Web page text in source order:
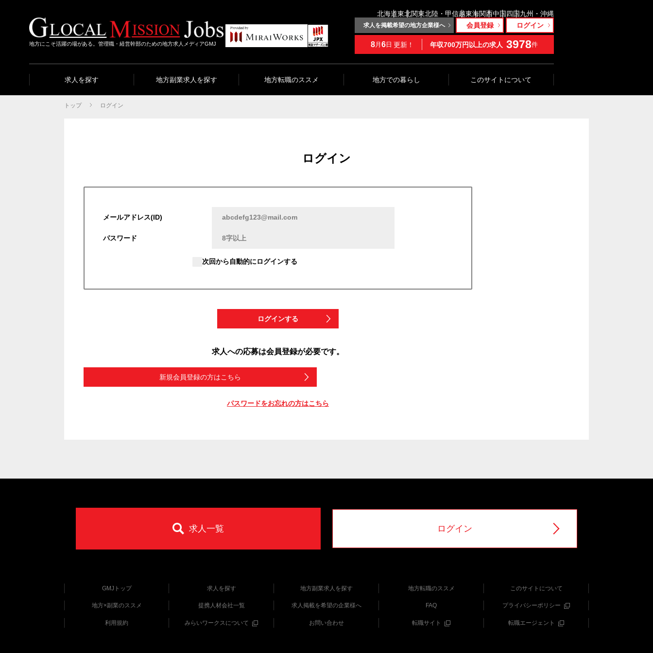
地方にこそ活躍の場がある。管理職・経営幹部のための地方求人メディアGMJ
北海道東北関東北陸・甲信越東海関西中国四国九州・沖縄
求人を掲載希望の地方企業様へ 会員登録 ログイン
8月 6日 更新！ 年収700万円以上の求人 3978件
求人を探す 地方副業求人を探す 地方転職のススメ 地方での暮らし このサイトについて
トップ ログイン
ログイン
メールアドレス(ID)
パスワード
次回から自動的にログインする
ログインする
求人への応募は会員登録が必要です。
新規会員登録の方はこちら
パスワードをお忘れの方はこちら
求人一覧 ログイン
GMJトップ 求人を探す 地方副業求人を探す 地方転職のススメ このサイトについて
地方×副業のススメ 提携人材会社一覧 求人掲載を希望の企業様へ FAQ プライバシーポリシー
利用規約 みらいワークスについて お問い合わせ 転職サイト 転職エージェント